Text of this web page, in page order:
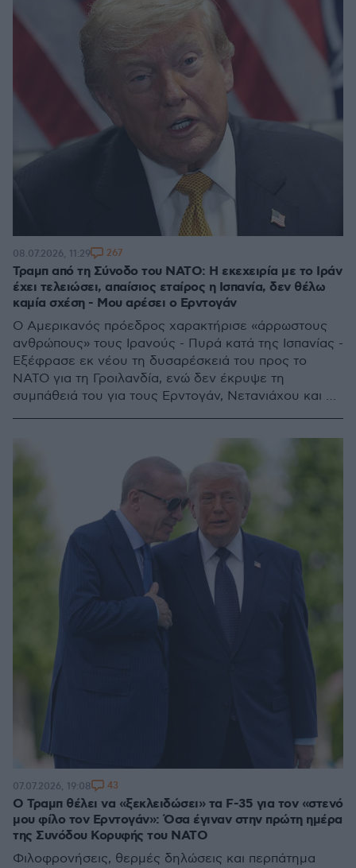
Τραμπ από τη Σύνοδο του ΝΑΤΟ: Η εκεχειρία με το Ιράν
έχει τελειώσει, απαίσιος εταίρος η Ισπανία, δεν θέλω
καμία σχέση - Μου αρέσει ο Ερντογάν
Ο Αμερικανός πρόεδρος χαρακτήρισε «άρρωστους
ανθρώπους» τους Ιρανούς - Πυρά κατά της Ισπανίας -
Εξέφρασε εκ νέου τη δυσαρέσκειά του προς το
ΝΑΤΟ για τη Γροιλανδία, ενώ δεν έκρυψε τη
συμπάθειά του για τους Ερντογάν, Νετανιάχου και Σι
08.07.2026, 11:29 267
Ο Τραμπ θέλει να «ξεκλειδώσει» τα F-35 για τον «στενό
μου φίλο τον Ερντογάν»: Όσα έγιναν στην πρώτη ημέρα
της Συνόδου Κορυφής του ΝΑΤΟ
Φιλοφρονήσεις, θερμές δηλώσεις και περπάτημα
07.07.2026, 19:08 43